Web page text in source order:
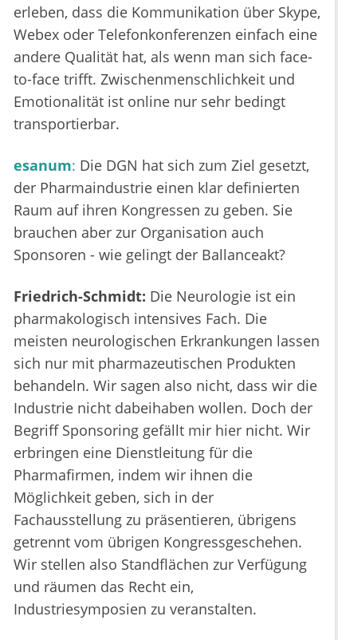
erleben, dass die Kommunikation über Skype,
Webex oder Telefonkonferenzen einfach eine
andere Qualität hat, als wenn man sich face-
to-face trifft. Zwischenmenschlichkeit und
Emotionalität ist online nur sehr bedingt
transportierbar.
esanum: Die DGN hat sich zum Ziel gesetzt,
der Pharmaindustrie einen klar definierten
Raum auf ihren Kongressen zu geben. Sie
brauchen aber zur Organisation auch
Sponsoren - wie gelingt der Ballanceakt?
Friedrich-Schmidt: Die Neurologie ist ein
pharmakologisch intensives Fach. Die
meisten neurologischen Erkrankungen lassen
sich nur mit pharmazeutischen Produkten
behandeln. Wir sagen also nicht, dass wir die
Industrie nicht dabeihaben wollen. Doch der
Begriff Sponsoring gefällt mir hier nicht. Wir
erbringen eine Dienstleitung für die
Pharmafirmen, indem wir ihnen die
Möglichkeit geben, sich in der
Fachausstellung zu präsentieren, übrigens
getrennt vom übrigen Kongressgeschehen.
Wir stellen also Standflächen zur Verfügung
und räumen das Recht ein,
Industriesymposien zu veranstalten.